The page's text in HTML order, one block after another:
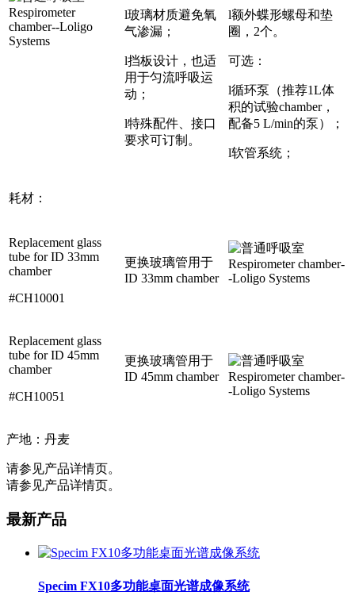
l玻璃材质避免氧
气渗漏；
l挡板设计，也适
用于匀流呼吸运
动；
l特殊配件、接口
要求可订制。
l额外蝶形螺母和垫
圈，2个。
可选：
l循环泵（推荐1L体
积的试验chamber，
配备5 L/min的泵）；
l软管系统；
耗材：
Replacement glass
tube for ID 33mm
chamber
#CH10001
更换玻璃管用于
ID 33mm chamber
Replacement glass
tube for ID 45mm
chamber
#CH10051
更换玻璃管用于
ID 45mm chamber
产地：丹麦
请参见产品详情页。
请参见产品详情页。
最新产品
Specim FX10多功能桌面光谱成像系统